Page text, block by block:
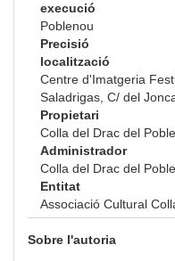
execució
Poblenou
Precisió
localització
Centre d'Imatgeria
Saladrigas, C/ del
Propietari
Colla del Drac del
Administrador
Colla del Drac del
Entitat
Associació Cultural
Sobre l'autoria